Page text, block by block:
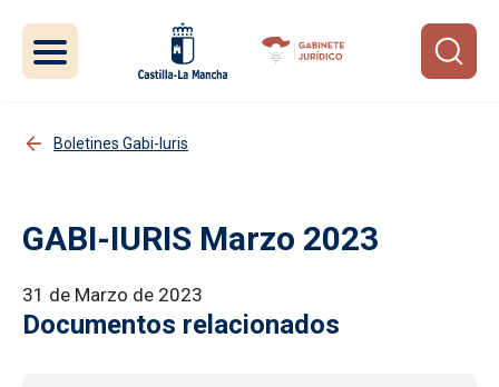
Boletines Gabi-Iuris
GABI-IURIS Marzo 2023
31 de Marzo de 2023
Documentos relacionados